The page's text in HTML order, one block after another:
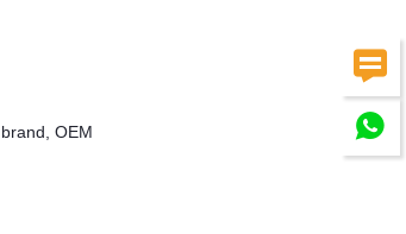


OEM